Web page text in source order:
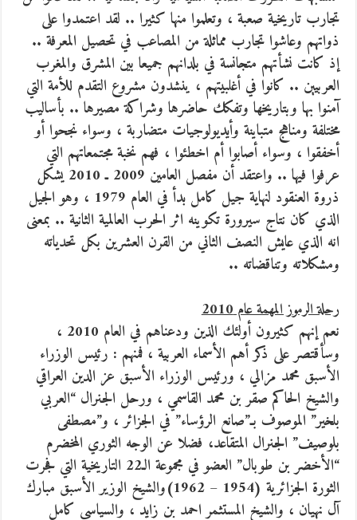
تجارب تاريخية صعبة ، وتعلموا منها كثيرا .. لقد اعتمدوا على
ذواتهم وعاشوا تجارب مماثلة من المصاعب في تحصيل المعرفة ..
إذ كانت نشأتهم متجانسة في بلدانهم جميعا بين المشرق والمغرب
العربيين .. كانوا في أغلبيتهم ، ينشدون مشروع التقدم للأمة التي
آمنوا بها وبتاريخها وتفكك حاضرها وشراكة مصيرها .. بأساليب
مختلفة ومناهج متباينة وأيديولوجيات متضاربة ، وسواء نجحوا أو
أخفقوا ، وسواء أصابوا أم اخطئوا ، فهم نخبة مجتمعاتهم التي
عرفوا فيها .. واعتقد أن مفصل العامين 2009 ـ 2010 يشكل
ذروة العنقود لنهاية جيل كامل بدأ في العام 1979 ، وهو الجيل
الذي كان نتاج سيرورة تكوينه اثر الحرب العالمية الثانية .. بمعنى
انه الذي عايش النصف الثاني من القرن العشرين بكل تحدياته
ومشكلاته وتناقضاته ..
رحلة الرموز المهمة عام 2010
نعم إنهم كثيرون أولئك الذين ودعناهم في العام 2010 ،
وسأقتصر على ذكر أهم الأسماء العربية ، فمنهم : رئيس الوزراء
الأسبق محمد مزالي ، ورئيس الوزراء الأسبق عز الدين العراقي
والشيخ الحاكم صقر بن محمد القاسمي ، ورحل الجنرال “العربي
بلخير” الموصوف بـ”صانع الرؤساء” في الجزائر ، و”مصطفى
بلوصيف” الجنرال المتقاعد، فضلا عن الوجه الثوري المخضرم
“الأخضر بن طوبال” العضو في مجموعة الـ22 التاريخية التي فجرت
الثورة الجزائرية (1954 – 1962)والشيخ الوزير الأسبق مبارك
آل نهيان ، والشيخ المستثمر احمد بن زايد ، والسياسي كامل